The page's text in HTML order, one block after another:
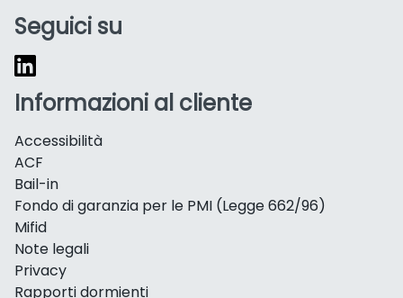
Seguici su
Informazioni al cliente
Accessibilità
ACF
Bail-in
Fondo di garanzia per le PMI (Legge 662/96)
Mifid
Note legali
Privacy
Rapporti dormienti